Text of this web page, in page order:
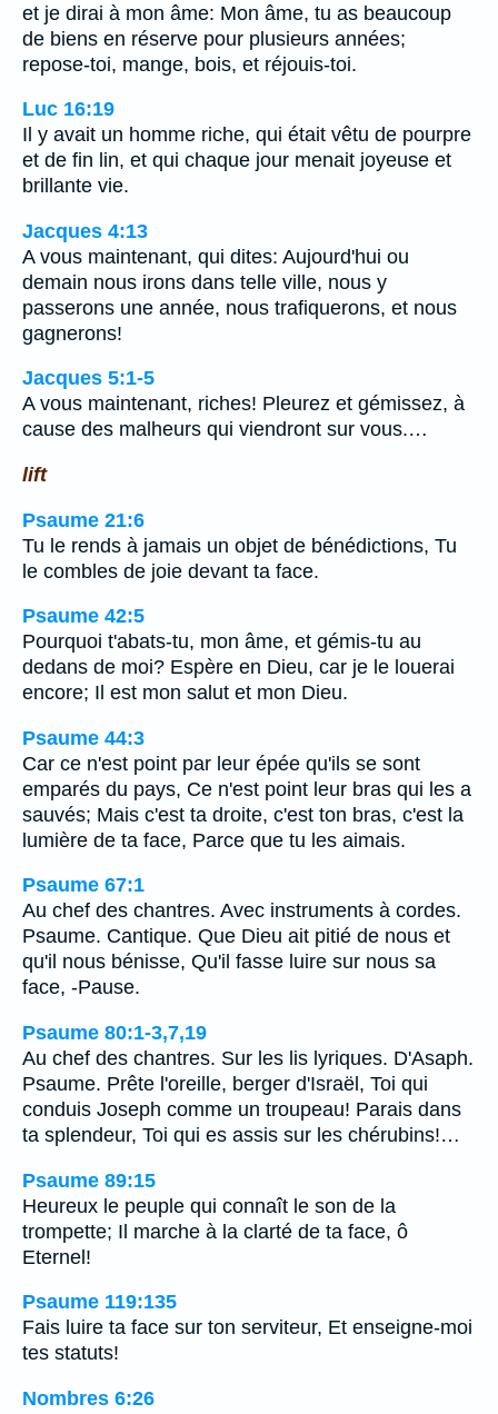
et je dirai à mon âme: Mon âme, tu as beaucoup
de biens en réserve pour plusieurs années;
repose-toi, mange, bois, et réjouis-toi.
Luc 16:19
Il y avait un homme riche, qui était vêtu de pourpre
et de fin lin, et qui chaque jour menait joyeuse et
brillante vie.
Jacques 4:13
A vous maintenant, qui dites: Aujourd'hui ou
demain nous irons dans telle ville, nous y
passerons une année, nous trafiquerons, et nous
gagnerons!
Jacques 5:1-5
A vous maintenant, riches! Pleurez et gémissez, à
cause des malheurs qui viendront sur vous.…
lift
Psaume 21:6
Tu le rends à jamais un objet de bénédictions, Tu
le combles de joie devant ta face.
Psaume 42:5
Pourquoi t'abats-tu, mon âme, et gémis-tu au
dedans de moi? Espère en Dieu, car je le louerai
encore; Il est mon salut et mon Dieu.
Psaume 44:3
Car ce n'est point par leur épée qu'ils se sont
emparés du pays, Ce n'est point leur bras qui les a
sauvés; Mais c'est ta droite, c'est ton bras, c'est la
lumière de ta face, Parce que tu les aimais.
Psaume 67:1
Au chef des chantres. Avec instruments à cordes.
Psaume. Cantique. Que Dieu ait pitié de nous et
qu'il nous bénisse, Qu'il fasse luire sur nous sa
face, -Pause.
Psaume 80:1-3,7,19
Au chef des chantres. Sur les lis lyriques. D'Asaph.
Psaume. Prête l'oreille, berger d'Israël, Toi qui
conduis Joseph comme un troupeau! Parais dans
ta splendeur, Toi qui es assis sur les chérubins!…
Psaume 89:15
Heureux le peuple qui connaît le son de la
trompette; Il marche à la clarté de ta face, ô
Eternel!
Psaume 119:135
Fais luire ta face sur ton serviteur, Et enseigne-moi
tes statuts!
Nombres 6:26